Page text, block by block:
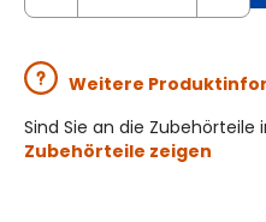
Weitere
Sind Sie an die Zubehörteile
Zubehörteile zeigen